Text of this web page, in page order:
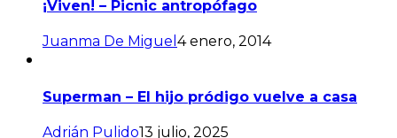
¡Viven! – Picnic antropófago
Juanma De Miguel 4 enero, 2014
Superman – El hijo pródigo vuelve a casa
Adrián Pulido13 julio, 2025